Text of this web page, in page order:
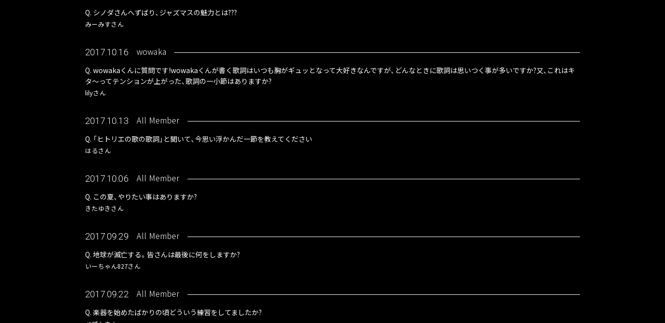
Q. シノダさんへずばり、ジャズマスの魅力とは???
みーみすさん
2017.10.16 wowaka
Q. wowakaくんに質問です!wowakaくんが書く歌詞はいつも胸がギュッとなって大好きなんですが、どんなときに歌詞は思いつく事が多いですか?又、これはキ
タ～ってテンションが上がった、歌詞の一小節はありますか?
lilyさん
2017.10.13 All Member
Q. 「ヒトリエの歌の歌詞」と聞いて、今思い浮かんだ一節を教えてください
はるさん
2017.10.06 All Member
Q. この夏、やりたい事はありますか?
きたゆきさん
2017.09.29 All Member
Q. 地球が滅亡する。皆さんは最後に何をしますか?
いーちゃん827さん
2017.09.22 All Member
Q. 楽器を始めたばかりの頃どういう練習をしてましたか?